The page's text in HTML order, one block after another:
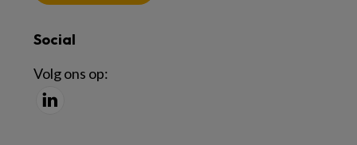
Social
Volg ons op: